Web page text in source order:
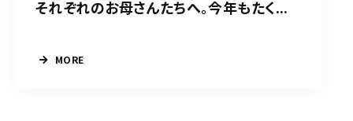
それぞれのお母さんたちへ。今年もたく...
MORE